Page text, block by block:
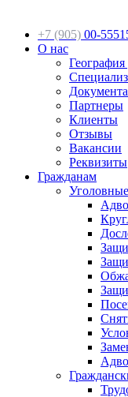
+7 (905) 00-
О нас
География
Партнеры
Клиенты
Отзывы
Вакансии
Реквизиты
Гражданам